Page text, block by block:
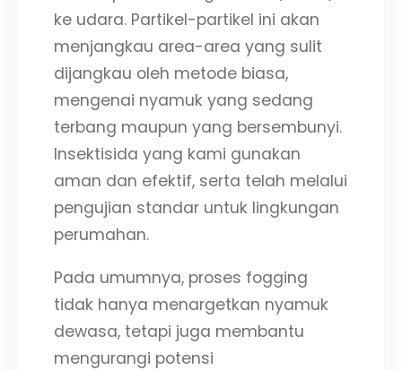
ke udara. Partikel-partikel ini akan
menjangkau area-area yang sulit
dijangkau oleh metode biasa,
mengenai nyamuk yang sedang
terbang maupun yang bersembunyi.
Insektisida yang kami gunakan
aman dan efektif, serta telah melalui
pengujian standar untuk lingkungan
perumahan.
Pada umumnya, proses fogging
tidak hanya menargetkan nyamuk
dewasa, tetapi juga membantu
mengurangi potensi